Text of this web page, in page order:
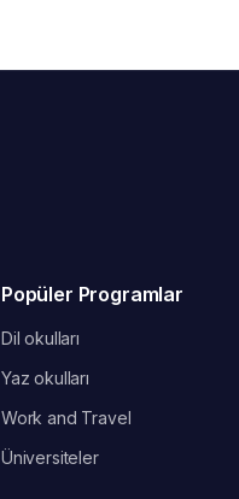
Popüler Programlar
Dil okulları
Yaz okulları
Work and Travel
Üniversiteler